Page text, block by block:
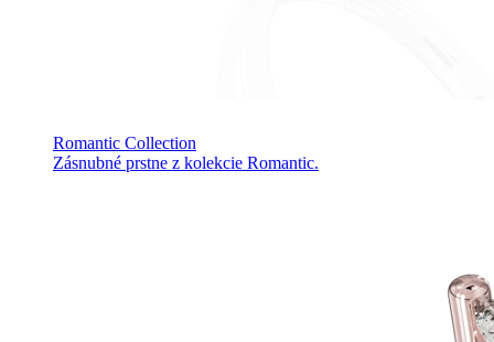
Romantic Collection
Zásnubné prstne z kolekcie Romantic.